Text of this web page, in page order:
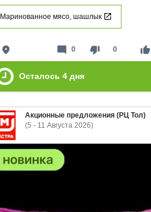
Маринованное мясо, шашлык
place thumb_down 0 thumb_up
mode_comment 0
Осталось 4 дня
Акционные предложения (РЦ Тол)
(5 - 11 Августа 2026)